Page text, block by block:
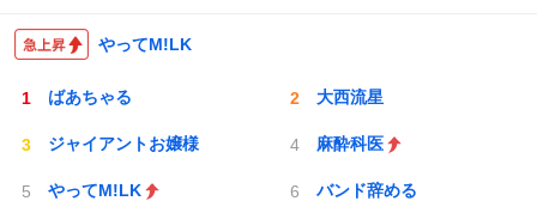
やってM!LK
ばあちゃる 大西流星
ジャイアントお嬢様 麻酔科医
やってM!LK バンド辞める